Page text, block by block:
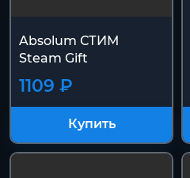
Absolum СТИМ
Steam Gift
1109 ₽
Купить